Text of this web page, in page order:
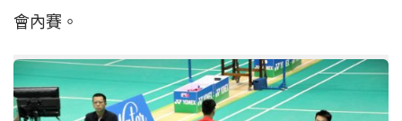
會內賽。